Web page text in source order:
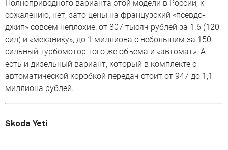
Полноприводного варианта этой модели в России, к
сожалению, нет, зато цены на французский «псевдо-
джип» совсем неплохие: от 807 тысяч рублей за 1.6 (120
сил) и «механику», до 1 миллиона с небольшим за 150-
сильный турбомотор того же объема и «автомат». А
есть и дизельный вариант, который в комплекте с
автоматической коробкой передач стоит от 947 до 1,1
миллиона рублей.
Skoda Yeti